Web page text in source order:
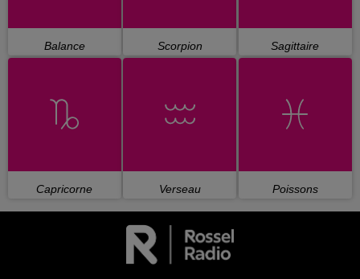
Balance Scorpion Sagittaire
Capricorne Verseau Poissons